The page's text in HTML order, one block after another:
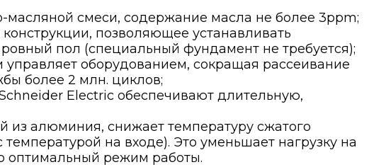
масляной смеси, содержание масла не более 3ppm;
позволяющее устанавливать
ровный пол (специальный фундамент не требуется);
оборудованием, сокращая рассеивание
более 2 млн. циклов;
Electric обеспечивают длительную,
из алюминия, снижает температуру сжатого
на входе). Это уменьшает нагрузку на
оптимальный режим работы.